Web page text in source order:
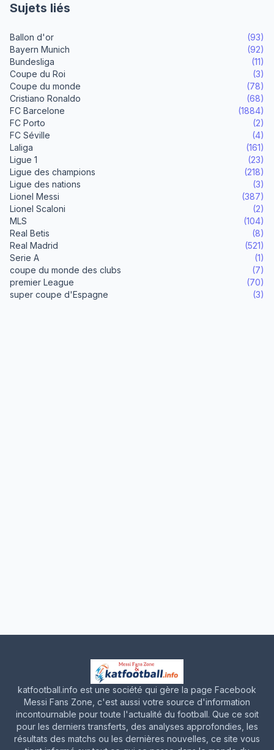
Sujets liés
Ballon d'or
(93)
Bayern Munich
(92)
Bundesliga
(11)
Coupe du Roi
(3)
Coupe du monde
(78)
Cristiano Ronaldo
(68)
FC Barcelone
(1884)
FC Porto
(2)
FC Séville
(4)
Laliga
(161)
Ligue 1
(23)
Ligue des champions
(218)
Ligue des nations
(3)
Lionel Messi
(387)
Lionel Scaloni
(2)
MLS
(104)
Real Betis
(8)
Real Madrid
(521)
Serie A
(1)
coupe du monde des clubs
(7)
premier League
(70)
super coupe d'Espagne
(3)
katfootball.info est une société qui gère la page Facebook
Messi Fans Zone, c'est aussi votre source d'information
incontournable pour toute l'actualité du football. Que ce soit
pour les derniers transferts, des analyses approfondies, les
résultats des matchs ou les dernières nouvelles, ce site vous